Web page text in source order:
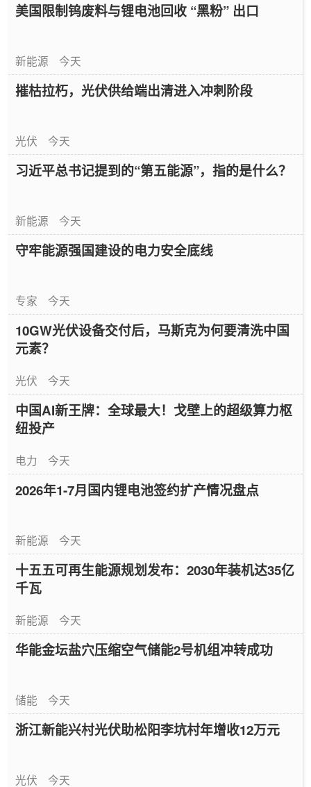
美国限制钨废料与锂电池回收 “黑粉” 出口
新能源 今天
摧枯拉朽，光伏供给端出清进入冲刺阶段
光伏 今天
习近平总书记提到的“第五能源”，指的是什么？
新能源 今天
守牢能源强国建设的电力安全底线
专家 今天
10GW光伏设备交付后，马斯克为何要清洗中国
元素？
光伏 今天
中国AI新王牌：全球最大！戈壁上的超级算力枢
纽投产
电力 今天
2026年1-7月国内锂电池签约扩产情况盘点
新能源 今天
十五五可再生能源规划发布：2030年装机达35亿
千瓦
新能源 今天
华能金坛盐穴压缩空气储能2号机组冲转成功
储能 今天
浙江新能兴村光伏助松阳李坑村年增收12万元
光伏 今天